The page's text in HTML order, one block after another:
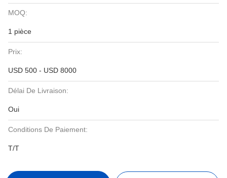
MOQ:
1 pièce
Prix:
USD 500 - USD 8000
Délai De Livraison:
Oui
Conditions De Paiement:
T/T